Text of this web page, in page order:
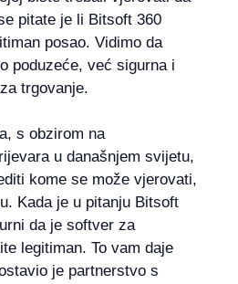
pitate je li Bitsoft 360
posao. Vidimo da
poduzeće, već sigurna i
trgovanje.
s obzirom na
u današnjem svijetu,
kome se može vjerovati,
Kada je u pitanju Bitsoft
da je softver za
legitiman. To vam daje
je partnerstvo s